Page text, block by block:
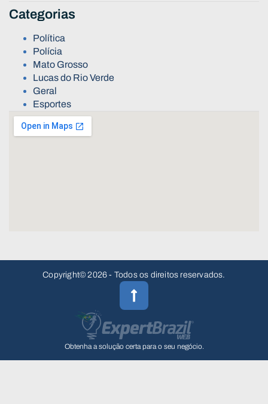
Categorias
Política
Polícia
Mato Grosso
Lucas do Rio Verde
Geral
Esportes
Copyright© 2026 - Todos os direitos reservados.
Obtenha a solução certa para o seu negócio.